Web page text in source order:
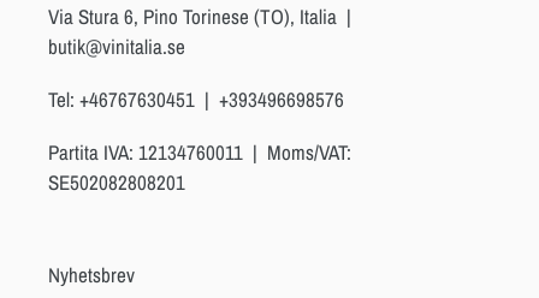
Via Stura 6, Pino Torinese (TO), Italia |
butik@vinitalia.se
Tel: +46767630451 | +393496698576
Partita IVA: 12134760011 | Moms/VAT:
SE502082808201
Nyhetsbrev